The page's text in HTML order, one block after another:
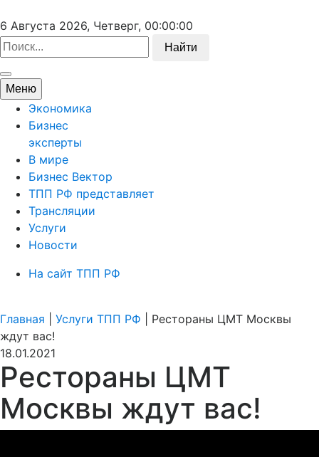
6 Августа 2026, Четверг, 00:00:00
Найти
Меню
Экономика
Бизнес
эксперты
В мире
Бизнес Вектор
ТПП РФ представляет
Трансляции
Услуги
Новости
На сайт ТПП РФ
Главная Услуги ТПП РФ
Рестораны ЦМТ Москвы
ждут вас!
18.01.2021
Рестораны ЦМТ
Москвы ждут вас!